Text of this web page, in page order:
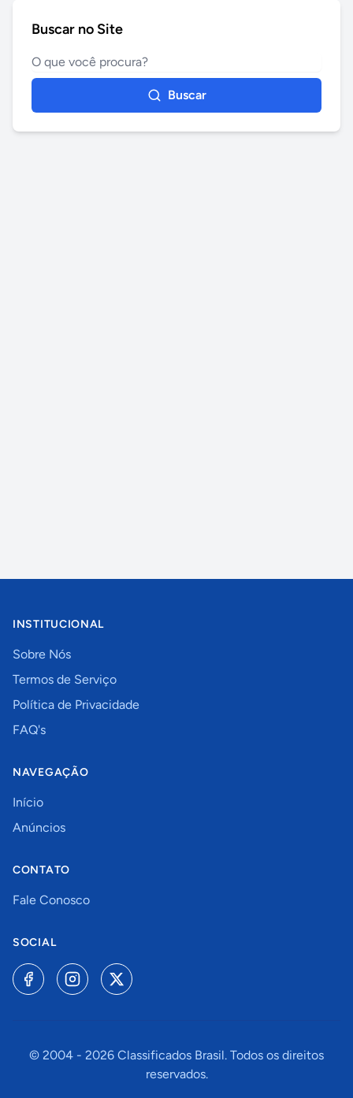
Buscar no Site
Buscar
INSTITUCIONAL
Sobre Nós
Termos de Serviço
Política de Privacidade
FAQ's
NAVEGAÇÃO
Início
Anúncios
CONTATO
Fale Conosco
SOCIAL
© 2004 - 2026 Classificados Brasil. Todos os direitos
reservados.